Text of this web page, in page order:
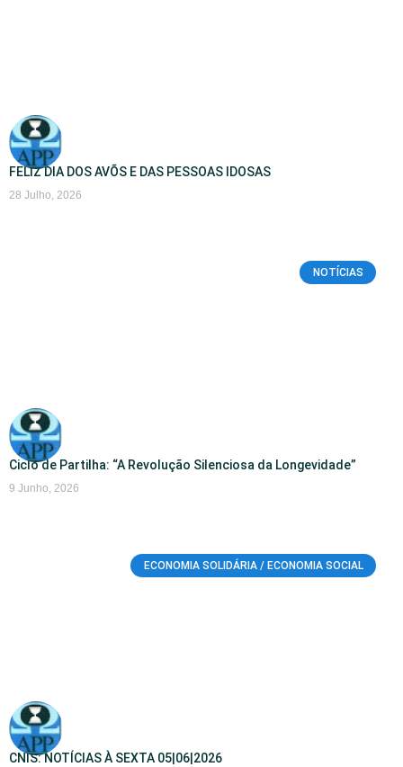
FELIZ DIA DOS AVÕS E DAS PESSOAS IDOSAS
28 Julho, 2026
NOTÍCIAS
Ciclo de Partilha: “A Revolução Silenciosa da Longevidade”
9 Junho, 2026
ECONOMIA SOLIDÁRIA / ECONOMIA SOCIAL
CNIS: NOTÍCIAS À SEXTA 05|06|2026